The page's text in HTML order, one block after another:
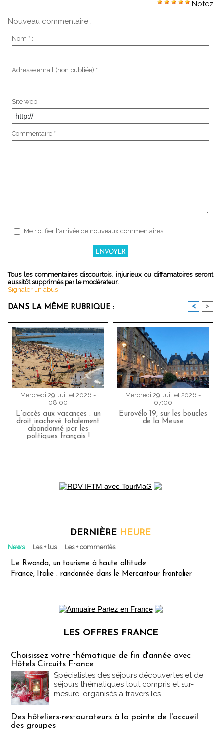
Notez
Nouveau commentaire :
Nom * :
Adresse email (non publiée) * :
Site web :
Commentaire * :
Me notifier l'arrivée de nouveaux commentaires
Tous les commentaires discourtois, injurieux ou diffamatoires seront
aussitôt supprimés par le modérateur.
Signaler un abus
DANS LA MÊME RUBRIQUE : < >
Mercredi 29 Juillet 2026 -
08:00
L’accès aux vacances : un
droit inachevé totalement
abandonné par les
politiques français !
Mercredi 29 Juillet 2026 -
07:00
Eurovélo 19, sur les boucles
de la Meuse
DERNIÈRE HEURE
News Les + lus Les + commentés
Le Rwanda, un tourisme à haute altitude
France, Italie : randonnée dans le Mercantour frontalier
LES OFFRES FRANCE
Choisissez votre thématique de fin d'année avec
Hôtels Circuits France
Spécialistes des séjours découvertes et de
séjours thématiques tout compris et sur-
mesure, organisés à travers les...
Des hôteliers-restaurateurs à la pointe de l'accueil
des groupes